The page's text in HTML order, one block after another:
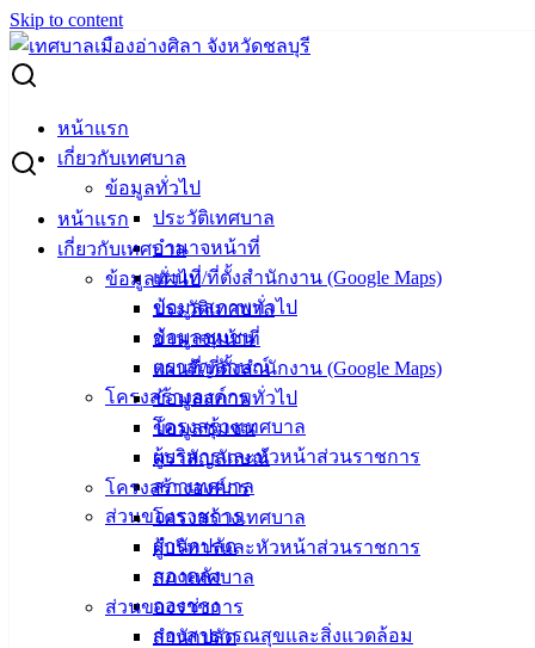
Skip to content
หน้าแรก
เกี่ยวกับเทศบาล
ข้อมูลทั่วไป
ประวัติเทศบาล
อำนาจหน้าที่
แผนที่/ที่ตั้งสำนักงาน (Google Maps)
ข้อมูลสภาพทั่วไป
ข้อมูลชุมชน
ตราสัญลักษณ์
โครงสร้างองค์กร
โครงสร้างเทศบาล
ผู้บริหารและหัวหน้าส่วนราชการ
สภาเทศบาล
ส่วนของราชการ
สำนักปลัด
กองคลัง
กองช่าง
กองสาธารณสุขและสิ่งแวดล้อม
หน้าแรก
เกี่ยวกับเทศบาล
ข้อมูลทั่วไป
ประวัติเทศบาล
อำนาจหน้าที่
แผนที่/ที่ตั้งสำนักงาน (Google Maps)
ข้อมูลสภาพทั่วไป
ข้อมูลชุมชน
ตราสัญลักษณ์
โครงสร้างองค์กร
โครงสร้างเทศบาล
ผู้บริหารและหัวหน้าส่วนราชการ
สภาเทศบาล
ส่วนของราชการ
สำนักปลัด
Search for:
ตารางแสดงวงเงินงบประมาณที่ได้รับจัดสรรและราคากลาง
โครงการก่อสร้างถนนคอนกรีตฯ สามแยกโลตัส ถ.พระยาสัจจา
ตารางแสดงวงเงินงบประมาณที่ได้รับ
จัดสรรและราคากลาง โครงการก่อสร้าง
ถนนคอนกรีตฯ สามแยกโลตัส ถ.พระยาสัจ
กุมภาพันธ์ 8, 2024กุมภาพันธ์ 9, 2024
ประกาศราคากลาง
ถนนคอนกรีตฯสามแยกโลตัส ถ.พระยาสัจจา